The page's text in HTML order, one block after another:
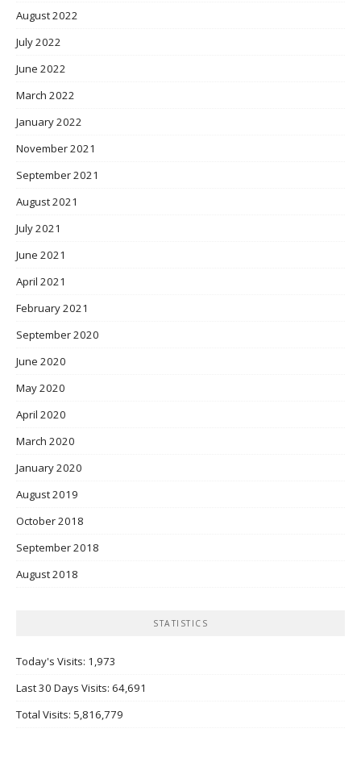
August 2022
July 2022
June 2022
March 2022
January 2022
November 2021
September 2021
August 2021
July 2021
June 2021
April 2021
February 2021
September 2020
June 2020
May 2020
April 2020
March 2020
January 2020
August 2019
October 2018
September 2018
August 2018
STATISTICS
Today's Visits: 1,973
Last 30 Days Visits: 64,691
Total Visits: 5,816,779